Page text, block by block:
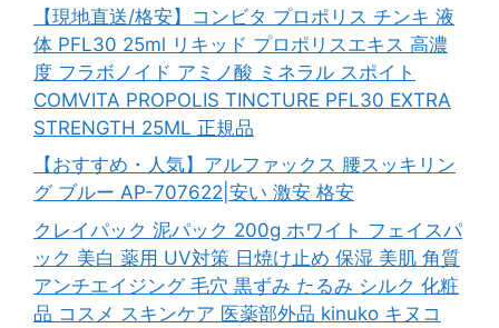
【現地直送/格安】コンビタ プロポリス チンキ 液
体 PFL30 25ml リキッド プロポリスエキス 高濃
度 フラボノイド アミノ酸 ミネラル スポイト
COMVITA PROPOLIS TINCTURE PFL30 EXTRA
STRENGTH 25ML 正規品
【おすすめ・人気】アルファックス 腰スッキリン
グ ブルー AP-707622|安い 激安 格安
クレイパック 泥パック 200g ホワイト フェイスパ
ック 美白 薬用 UV対策 日焼け止め 保湿 美肌 角質
アンチエイジング 毛穴 黒ずみ たるみ シルク 化粧
品 コスメ スキンケア 医薬部外品 kinuko キヌコ